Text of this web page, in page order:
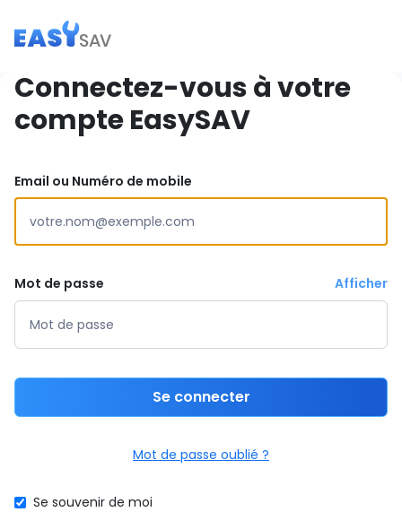
Connectez-vous à votre
compte EasySAV
Email ou Numéro de mobile
Mot de passe Afficher
Se connecter
Mot de passe oublié ?
Se souvenir de moi